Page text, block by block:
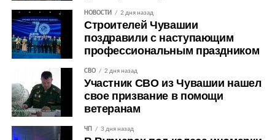
НОВОСТИ 2 дня назад
Строителей Чувашии
поздравили с наступающим
профессиональным праздником
СВО 2 дня назад
Участник СВО из Чувашии нашел
свое призвание в помощи
ветеранам
ЧП 3 дня назад